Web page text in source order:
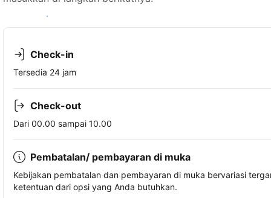
Lihat ketersediaan
Check-in
Tersedia 24 jam
Check-out
Dari 00.00 sampai 10.00
Pembatalan/ pembayaran di muka
Kebijakan pembatalan dan pembayaran di muka bervariasi
ketentuan dari opsi yang Anda butuhkan.